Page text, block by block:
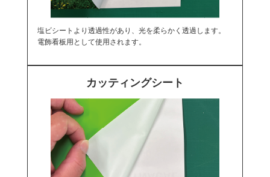
塩ビシートより透過性があり、光を柔らかく透過します。
電飾看板用として使用されます。
カッティングシート